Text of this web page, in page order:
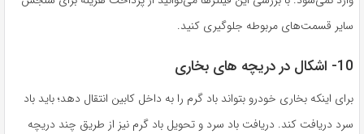
سایر قسمت‌های مربوطه جلوگیری کنید.
10- اشکال در دریچه‌ های بخاری
برای اینکه بخاری خودرو بتواند باد گرم را به داخل کابین انتقال دهد؛ باید باد
سرد دریافت کند. دریافت باد سرد و تحویل باد گرم نیز از طریق چند دریچه